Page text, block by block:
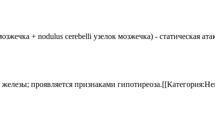
+ nodulus cerebelli узелок мозжечка) - статическая
проявляется признаками